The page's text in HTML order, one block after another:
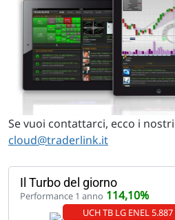
Se vuoi contattarci, ecco i
cloud@traderlink.it
Il Turbo del giorno
Performance 1 anno 114,10%
UCH TB LG ENEL